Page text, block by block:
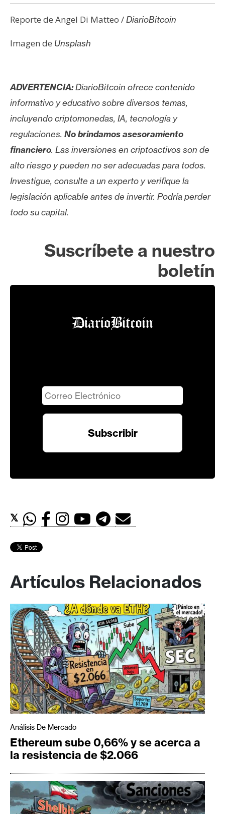
Reporte de Angel Di Matteo /DiarioBitcoin
Imagen de Unsplash
ADVERTENCIA:DiarioBitcoin ofrece contenido
informativo y educativo sobre diversos temas,
incluyendo criptomonedas, IA, tecnología y
regulaciones. No brindamos asesoramiento
financiero. Las inversiones en criptoactivos son de
alto riesgo y pueden no ser adecuadas para todos.
Investigue, consulte a un experto y verifique la
legislación aplicable antes de invertir. Podría perder
todo su capital.
Suscríbete a nuestro
boletín
𝕏
Artículos Relacionados
Análisis De Mercado
Ethereum sube 0,66% y se acerca a
la resistencia de $2.066